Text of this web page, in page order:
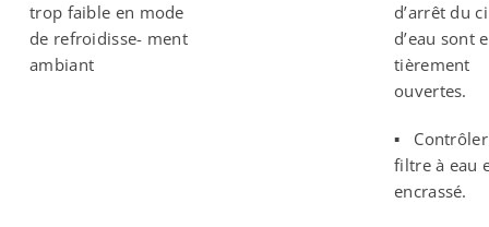
trop faible en mode
de refroidisse- ment
ambiant
d’arrêt du
d’eau sont
tièrement
ouvertes.
▪
filtre à eau
encrassé.